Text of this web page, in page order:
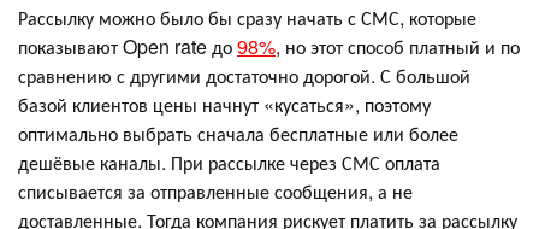
Рассылку можно было бы сразу начать с СМС, которые
показывают Open rate до98%, но этот способ платный и по
сравнению с другими достаточно дорогой. С большой
базой клиентов цены начнут «кусаться», поэтому
оптимально выбрать сначала бесплатные или более
дешёвые каналы. При рассылке через СМС оплата
списывается за отправленные сообщения, а не
доставленные. Тогда компания рискует платить за рассылку